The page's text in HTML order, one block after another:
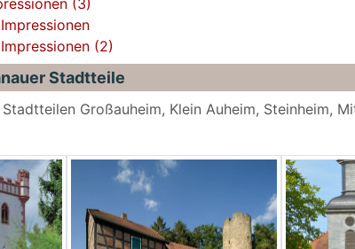
(2)
Stadtteile
Großauheim, Klein Auheim, Steinheim,